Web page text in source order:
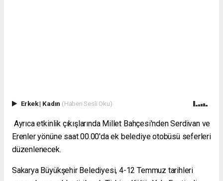
Erkek| Kadın (Haberi Sesli Oku)
Ayrıca etkinlik çıkışlarında Millet Bahçesi'nden Serdivan ve
Erenler yönüne saat 00.00'da ek belediye otobüsü seferleri
düzenlenecek.
Sakarya Büyükşehir Belediyesi, 4-12 Temmuz tarihleri